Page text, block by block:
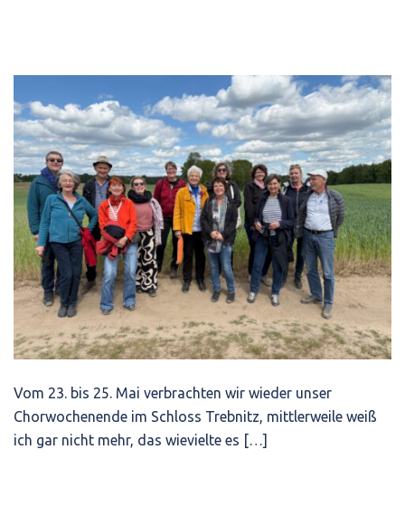
Vom 23. bis 25. Mai verbrachten wir wieder unser
Chorwochenende im Schloss Trebnitz, mittlerweile weiß
ich gar nicht mehr, das wievielte es […]